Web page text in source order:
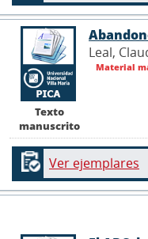
Texto
manuscrito
Leal,
Material
Ver ejemplares